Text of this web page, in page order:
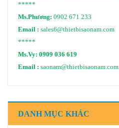
*****
Ms.Phương: 0902 671 233
Email : sales6@thietbisaonam.com
*****
Ms.Vy: 0909 036 619
Email : saonam@thietbisaonam.com
DANH MỤC KHÁC